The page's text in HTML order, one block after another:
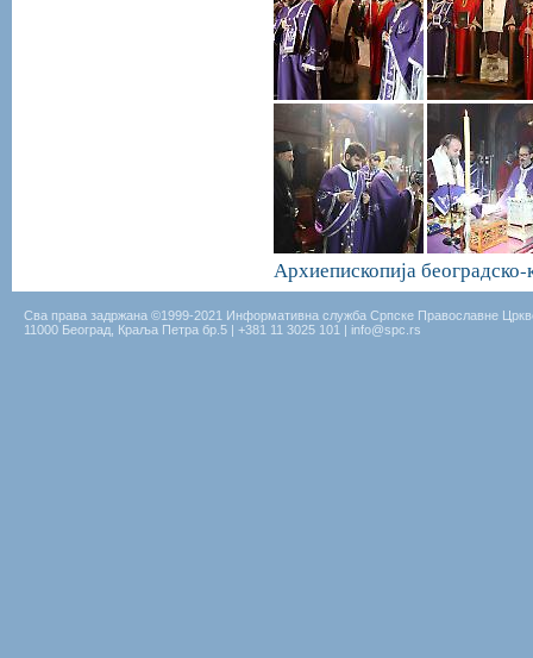
Архиепископија београдско-
Сва права задржана ©1999-2021 Информативна служба Српске Православне
11000 Београд, Краља Петра бр.5 | +381 11 3025 101 | info@spc.rs